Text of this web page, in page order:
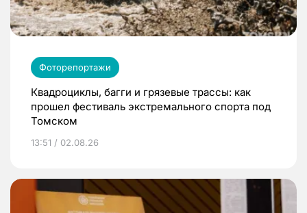
Фоторепортажи
Квадроциклы, багги и грязевые трассы: как
прошел фестиваль экстремального спорта под
Томском
13:51 / 02.08.26